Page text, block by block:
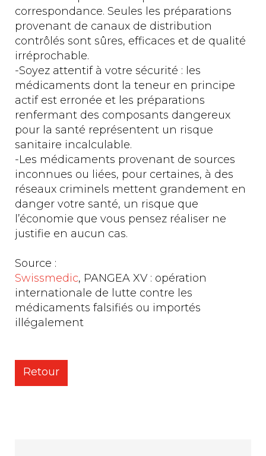
correspondance. Seules les préparations
provenant de canaux de distribution
contrôlés sont sûres, efficaces et de qualité
irréprochable.
-Soyez attentif à votre sécurité : les
médicaments dont la teneur en principe
actif est erronée et les préparations
renfermant des composants dangereux
pour la santé représentent un risque
sanitaire incalculable.
-Les médicaments provenant de sources
inconnues ou liées, pour certaines, à des
réseaux criminels mettent grandement en
danger votre santé, un risque que
l’économie que vous pensez réaliser ne
justifie en aucun cas.
Source :
Swissmedic, PANGEA XV : opération
internationale de lutte contre les
médicaments falsifiés ou importés
illégalement
Retour